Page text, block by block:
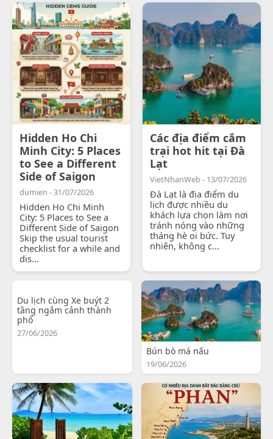
Hidden Ho Chi
Minh City: 5 Places
to See a Different
Side of Saigon
dumien - 31/07/2026
Hidden Ho Chi Minh
City: 5 Places to See a
Different Side of Saigon
Skip the usual tourist
checklist for a while and
dis...
Các địa điểm cắm
trại hot hit tại Đà
Lạt
VietNhanWeb - 13/07/2026
Đà Lạt là địa điểm du
lịch được nhiều du
khách lựa chọn làm nơi
tránh nóng vào những
tháng hè oi bức. Tuy
nhiên, không c...
Du lịch cùng Xe buýt 2
tầng ngắm cảnh thành
phố
27/06/2026
Bún bò má nấu
19/06/2026